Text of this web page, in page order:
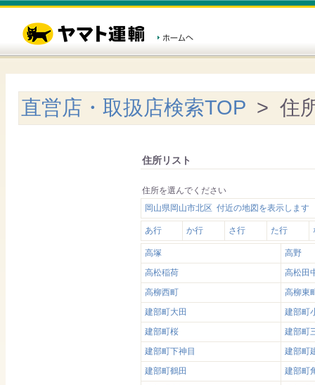
直営店・取扱店検索TOP > 住
住所リスト
住所を選んでください
岡山県岡山市北区 付近の地図を表示します
あ行 か行 さ行 た行
高塚
高野
高松稲荷
高松田
高柳西町
高柳東
建部町大田
建部町
建部町桜
建部町
建部町下神目
建部町
建部町鶴田
建部町